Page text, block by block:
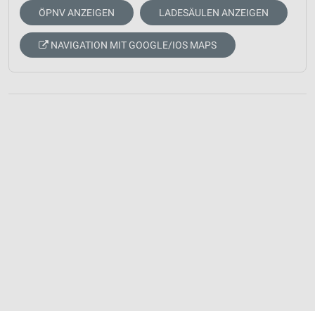
ÖPNV ANZEIGEN LADESÄULEN ANZEIGEN
NAVIGATION MIT GOOGLE/IOS MAPS